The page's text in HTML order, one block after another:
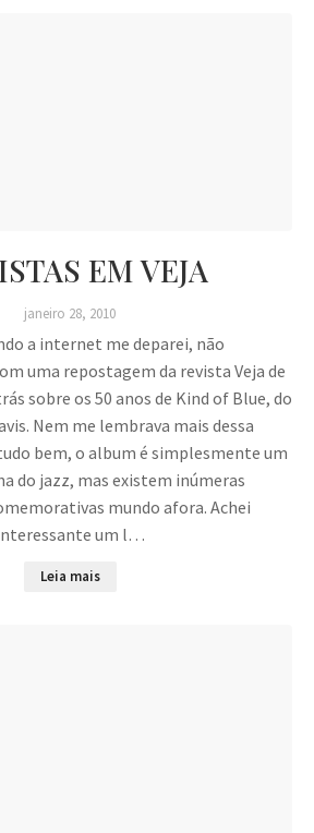
EM VEJA
janeiro 28, 2010
a internet me deparei, não
uma repostagem da revista Veja de
sobre os 50 anos de Kind of Blue, do
Nem me lembrava mais dessa
bem, o album é simplesmente um
do jazz, mas existem inúmeras
mundo afora. Achei
um l…
Leia mais